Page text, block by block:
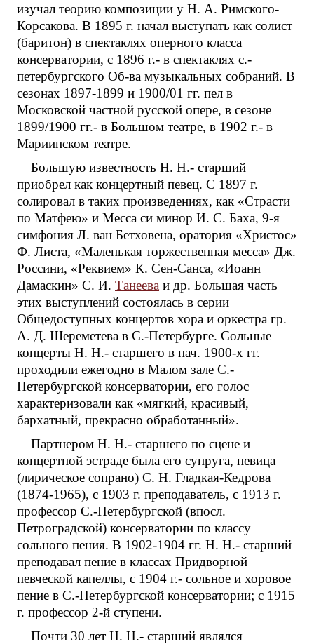
изучал теорию композиции у Н. А. Римского-
Корсакова. В 1895 г. начал выступать как солист
(баритон) в спектаклях оперного класса
консерватории, с 1896 г.- в спектаклях с.-
петербургского Об-ва музыкальных собраний. В
сезонах 1897-1899 и 1900/01 гг. пел в
Московской частной русской опере, в сезоне
1899/1900 гг.- в Большом театре, в 1902 г.- в
Мариинском театре.
Большую известность Н. Н.- старший
приобрел как концертный певец. С 1897 г.
солировал в таких произведениях, как «Страсти
по Матфею» и Месса си минор И. С. Баха, 9-я
симфония Л. ван Бетховена, оратория «Христос»
Ф. Листа, «Маленькая торжественная месса» Дж.
Россини, «Реквием» К. Сен-Санса, «Иоанн
Дамаскин» С. И. Танеева и др. Большая часть
этих выступлений состоялась в серии
Общедоступных концертов хора и оркестра гр.
А. Д. Шереметева в С.-Петербурге. Сольные
концерты Н. Н.- старшего в нач. 1900-х гг.
проходили ежегодно в Малом зале С.-
Петербургской консерватории, его голос
характеризовали как «мягкий, красивый,
бархатный, прекрасно обработанный».
Партнером Н. Н.- старшего по сцене и
концертной эстраде была его супруга, певица
(лирическое сопрано) С. Н. Гладкая-Кедрова
(1874-1965), с 1903 г. преподаватель, с 1913 г.
профессор С.-Петербургской (впосл.
Петроградской) консерватории по классу
сольного пения. В 1902-1904 гг. Н. Н.- старший
преподавал пение в классах Придворной
певческой капеллы, с 1904 г.- сольное и хоровое
пение в С.-Петербургской консерватории; с 1915
г. профессор 2-й ступени.
Почти 30 лет Н. Н.- старший являлся